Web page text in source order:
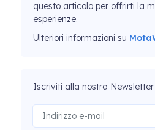
questo articolo per offrirti la
esperienze.
Ulteriori informazioni su
Iscriviti alla nostra Newsletter